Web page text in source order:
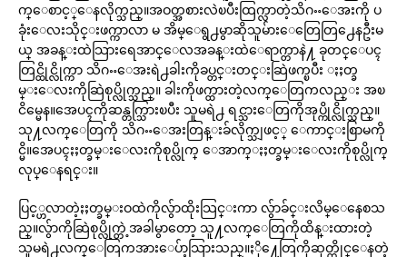
က္ေစာင့္ေနလိုက္သည္။အဝတ္အစားလဲၿပီးထြက္လာတဲ့သိဂႌေအးကို ပ
ခုံးေလးသိုင္းဖက္ကာလာ မ အိမ္ေရွ႕မွာဆိုသူမ်ားေတြေတြ႕ေနဦးမ
ယ္ အခန္းထဲသြားရေအာင္ေလအခန္းထဲေရာက္တာနဲ႔ ခုတင္ေပၚ
တြင္ထိုင္လိုက္ကာ သိဂႌေအးရဲ႕ခါးကိုခပ္တင္းတင္းဆြဲဖက္ၿပီး ႏႈတ္ခ
မ္းေလးကိုဆြဲစုပ္လိုက္သည္။ ခါးကိုဖက္ထားတဲ့လက္ေတြကလည္း အၿ
ငိမ္မေန။အေပၚကိုဆန္တက္သြားၿပီး သူမရဲ႕ ရင္သားေတြကိုအုပ္ကိုင္လိုက္သည္။
သု႔လက္ေတြကို သိဂႌေအးတြန္းခ်လိုက္သျဖင့္ ေကာင္းစြာမကို
င္မိ။အေပၚႏႈတ္ခမ္းေလးကိုစုပ္လိုက္ ေအာက္ႏႈတ္ခမ္းေလးကိုစုပ္လိုက္
လုပ္ေနရင္း။
ပြင့္ဟလာတဲ့ႏႈတ္ခမ္းဝထဲကိုလွ်ာထိုးသြင္းကာ လွ်ာခ်င္းလိမ္ေနေစသ
ည္။လွ်ာကိုဆြဲစုပ္လိုက္တဲ့အခါမွာေတာ့ သူ႔လက္ေတြကိုထိန္းထားတဲ့
သူမရဲ႕လက္ေတြကအားေပ်ာ့သြားသည္။ႏို႔ေတြကိုဆုတ္ကိုင္ေနတဲ့